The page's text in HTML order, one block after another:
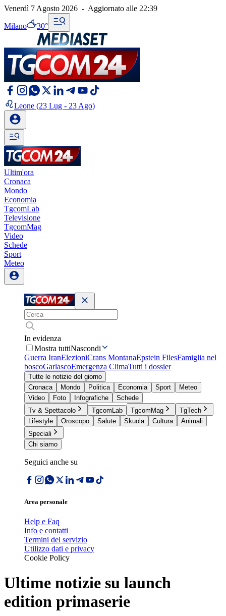
Venerdì 7 Agosto 2026 - Aggiornato alle 22:39
Milano 30°
Leone (23 Lug - 23 Ago)
Ultim'ora
Cronaca
Mondo
Economia
TgcomLab
Televisione
TgcomMag
Video
Schede
Sport
Meteo
In evidenza
Mostra tuttiNascondi
Guerra IranElezioniCrans MontanaEpstein FilesFamiglia nel
boscoGarlascoEmergenza ClimaTutti i dossier
Tutte le notizie del giorno
Cronaca
Mondo Politica Economia Sport
Meteo
Video
Foto Infografiche
Schede
Tv & Spettacolo
TgcomLab TgcomMag
TgTech
Lifestyle
Oroscopo Salute Skuola Cultura
Animali
Speciali
Chi siamo
Seguici anche su
Area personale
Help e Faq
Info e contatti
Termini del servizio
Utilizzo dati e privacy
Cookie Policy
Ultime notizie su launch
edition primaserie